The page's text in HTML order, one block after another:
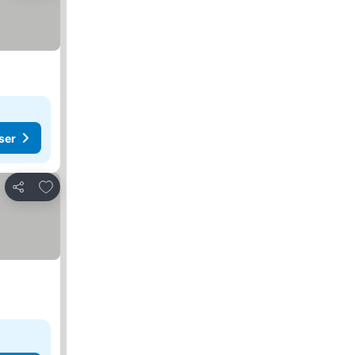
Dela
Lägg till i Mina Favoriter